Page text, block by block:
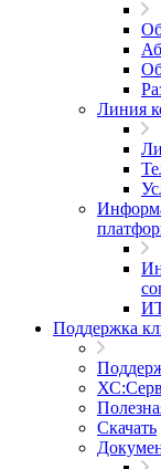
Линия
Поддержка
Скачать